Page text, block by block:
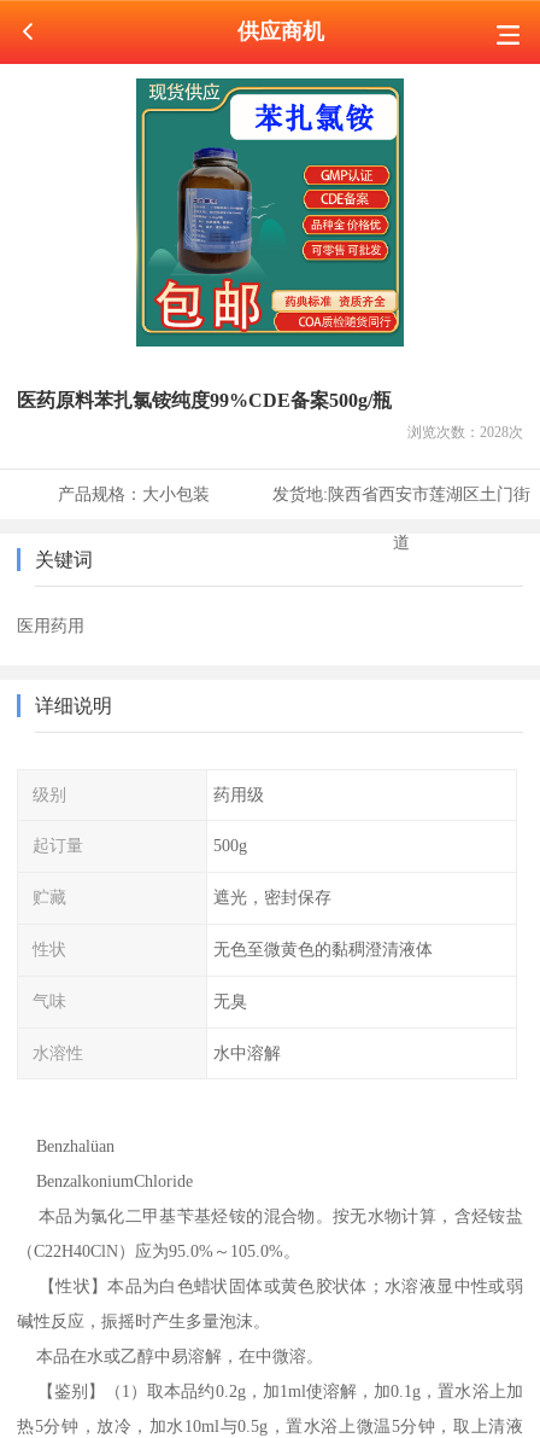
供应商机
医药原料苯扎氯铵纯度99%CDE备案500g/瓶
浏览次数： 2028次
产品规格： 大小包装 发货地:陕西省西安市莲湖区土门街
道
关键词
医用药用
详细说明
级别 药用级
起订量 500g
贮藏 遮光，密封保存
性状 无色至微黄色的黏稠澄清液体
气味 无臭
水溶性 水中溶解
Benzhalüan
BenzalkoniumChloride
本品为氯化二甲基苄基烃铵的混合物。按无水物计算，含烃铵盐
（C22H40ClN）应为95.0%～105.0%。
【性状】本品为白色蜡状固体或黄色胶状体；水溶液显中性或弱
碱性反应，振摇时产生多量泡沫。
本品在水或乙醇中易溶解，在中微溶。
【鉴别】（1）取本品约0.2g，加1ml使溶解，加0.1g，置水浴上加
热5分钟，放冷，加水10ml与0.5g，置水浴上微温5分钟，取上清液